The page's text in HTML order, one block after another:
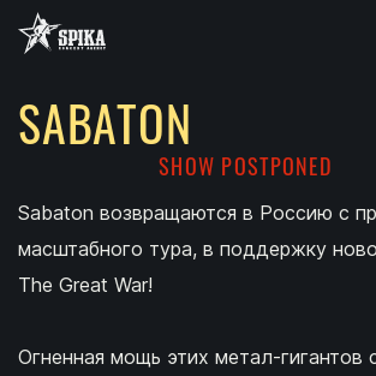
EVENTS
ARCHIVE
CONTACTS
SABATON
SHOW POSTPONED
Sabaton возвращаются в Россию с
масштабного тура, в поддержку
The Great War!
Огненная мощь этих метал-гигантов